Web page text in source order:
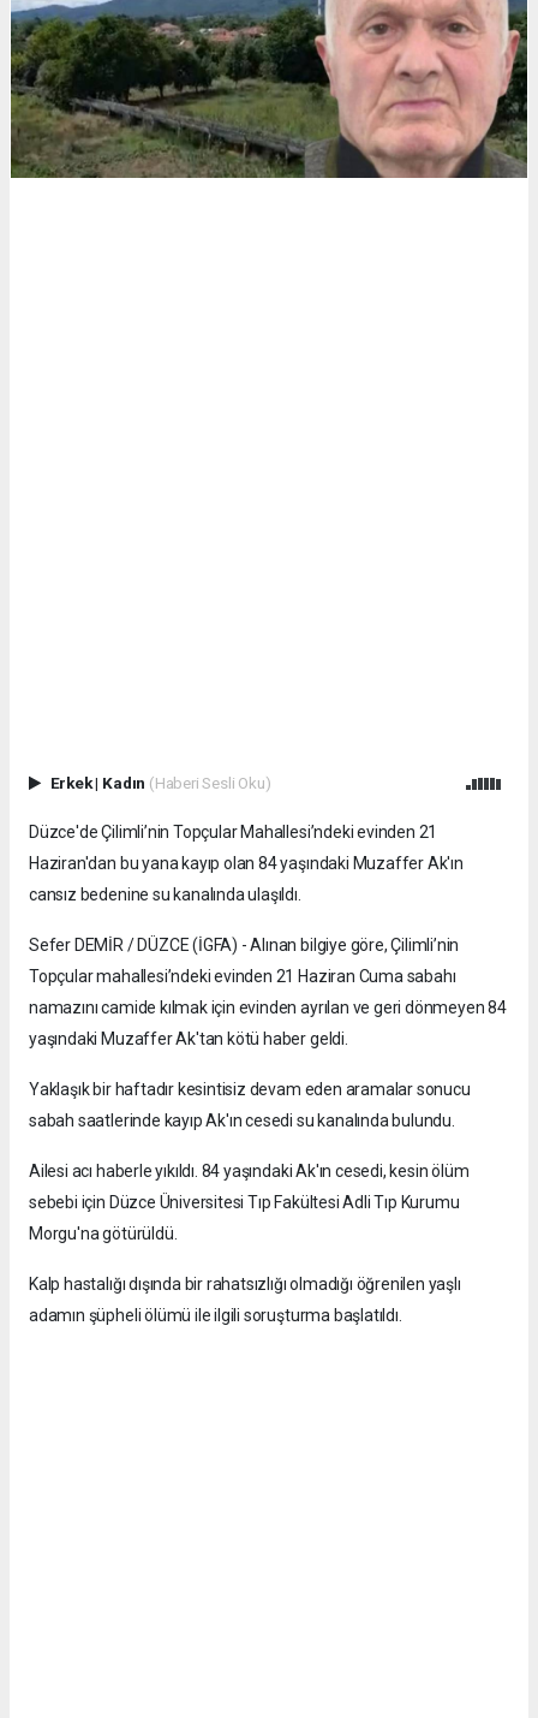
Erkek| Kadın (Haberi Sesli Oku)
Düzce'de Çilimli’nin Topçular Mahallesi’ndeki evinden 21
Haziran'dan bu yana kayıp olan 84 yaşındaki Muzaffer Ak'ın
cansız bedenine su kanalında ulaşıldı.
Sefer DEMİR / DÜZCE (İGFA) - Alınan bilgiye göre, Çilimli’nin
Topçular mahallesi’ndeki evinden 21 Haziran Cuma sabahı
namazını camide kılmak için evinden ayrılan ve geri dönmeyen 84
yaşındaki Muzaffer Ak'tan kötü haber geldi.
Yaklaşık bir haftadır kesintisiz devam eden aramalar sonucu
sabah saatlerinde kayıp Ak'ın cesedi su kanalında bulundu.
Ailesi acı haberle yıkıldı. 84 yaşındaki Ak'ın cesedi, kesin ölüm
sebebi için Düzce Üniversitesi Tıp Fakültesi Adli Tıp Kurumu
Morgu'na götürüldü.
Kalp hastalığı dışında bir rahatsızlığı olmadığı öğrenilen yaşlı
adamın şüpheli ölümü ile ilgili soruşturma başlatıldı.